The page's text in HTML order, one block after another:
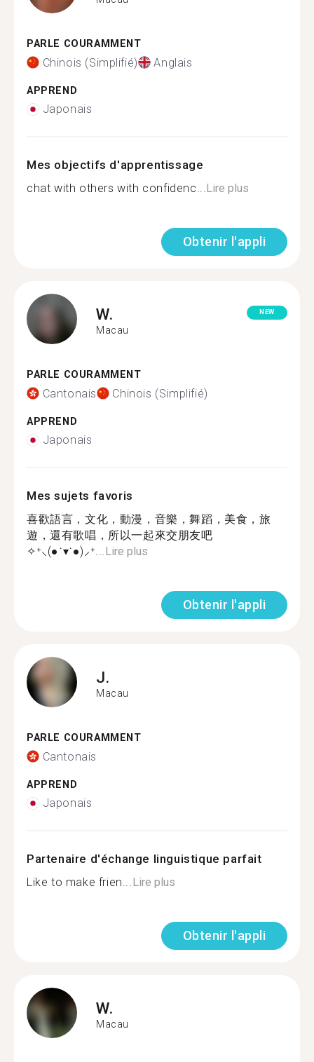
PARLE COURAMMENT
Chinois (Simplifié) Anglais
APPREND
Japonais
Mes objectifs d'apprentissage
chat with others with confidenc...Lire plus
Obtenir l'appli
W.
Macau
NEW
PARLE COURAMMENT
Cantonais Chinois (Simplifié)
APPREND
Japonais
Mes sujets favoris
喜歡語言，文化，動漫，音樂，舞蹈，美食，旅
遊，還有歌唱，所以一起來交朋友吧
✧⁺⸜(●˙▾˙●)⸝⁺...Lire plus
Obtenir l'appli
J.
Macau
PARLE COURAMMENT
Cantonais
APPREND
Japonais
Partenaire d'échange linguistique parfait
Like to make frien...Lire plus
Obtenir l'appli
W.
Macau